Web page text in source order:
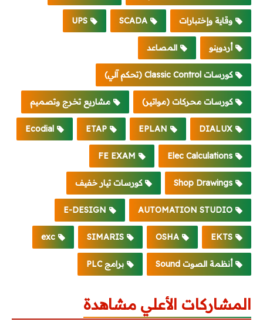
وقاية وإختبارات SCADA
UPS
أردوينو المصاعد
كورسات Classic Control (تحكم آلي)
كورسات محركات (مواتير) مشاريع تخرج وتصميم
DIALUX
EPLAN
ETAP
Ecodial
Elec Calculations
FE EXAM
Shop Drawings كورسات تيار خفيف
AUTOMATION STUDIO
E-DESIGN
EKTS
OSHA
SIMARIS
exc
أنظمة الصوت Sound برامج PLC
المشاركات الأعلي مشاهدة